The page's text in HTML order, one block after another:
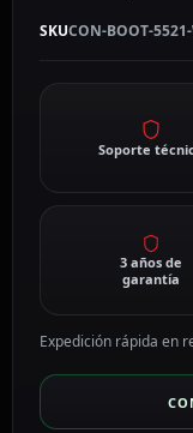
SKUCON-BOOT-
Soporte
3 años de
garantía
Expedición rápida en